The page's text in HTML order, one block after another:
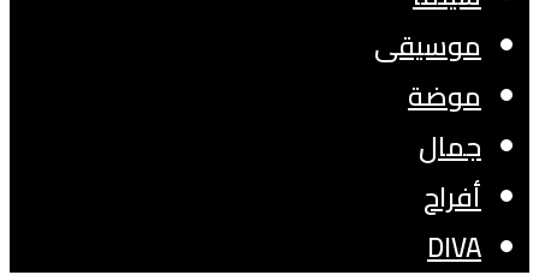
موسيقى
موضة
جمال
أفراح
DIVA